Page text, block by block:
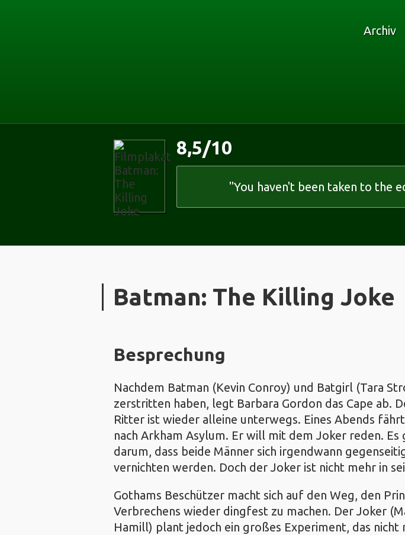
Archiv
8,5/10
"You haven't been taken to the
Batman: The Killing Joke
Besprechung
Nachdem Batman (Kevin Conroy) und Batgirl (Tara
zerstritten haben, legt Barbara Gordon das Cape ab.
Ritter ist wieder alleine unterwegs. Eines Abends
nach Arkham Asylum. Er will mit dem Joker reden. Es
darum, dass beide Männer sich irgendwann
vernichten werden. Doch der Joker ist nicht mehr in
Gothams Beschützer macht sich auf den Weg, den
Verbrechens wieder dingfest zu machen. Der Joker
Hamill) plant jedoch ein großes Experiment, das nicht